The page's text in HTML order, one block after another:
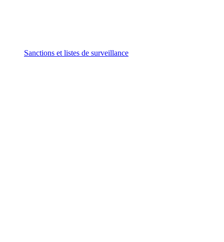
Sanctions et listes de surveillance